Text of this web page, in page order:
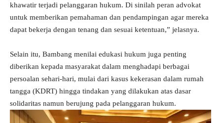
khawatir terjadi pelanggaran hukum. Di sinilah peran advokat
untuk memberikan pemahaman dan pendampingan agar mereka
dapat bekerja dengan tenang dan sesuai ketentuan,” jelasnya.
Selain itu, Bambang menilai edukasi hukum juga penting
diberikan kepada masyarakat dalam menghadapi berbagai
persoalan sehari-hari, mulai dari kasus kekerasan dalam rumah
tangga (KDRT) hingga tindakan yang dilakukan atas dasar
solidaritas namun berujung pada pelanggaran hukum.